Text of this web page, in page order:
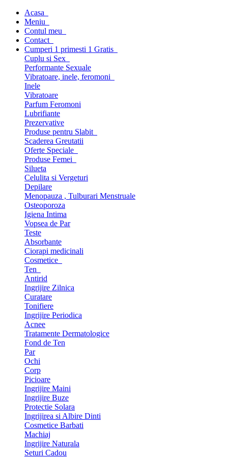
Acasa
Meniu
Contul meu
Contact
Cumperi 1 primesti 1 Gratis
Cuplu si Sex
Performante Sexuale
Vibratoare, inele, feromoni
Inele
Vibratoare
Parfum Feromoni
Lubrifiante
Prezervative
Produse pentru Slabit
Scaderea Greutatii
Oferte Speciale
Produse Femei
Silueta
Celulita si Vergeturi
Depilare
Menopauza , Tulburari Menstruale
Osteoporoza
Igiena Intima
Vopsea de Par
Teste
Absorbante
Ciorapi medicinali
Cosmetice
Ten
Antirid
Ingrijire Zilnica
Curatare
Tonifiere
Ingrijire Periodica
Acnee
Tratamente Dermatologice
Fond de Ten
Par
Ochi
Corp
Picioare
Ingrijire Maini
Ingrijire Buze
Protectie Solara
Ingrijirea si Albire Dinti
Cosmetice Barbati
Machiaj
Ingrijire Naturala
Seturi Cadou